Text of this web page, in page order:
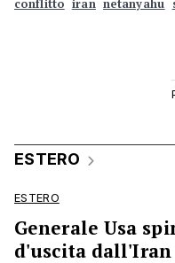
conflitto iran netanyahu
ESTERO
ESTERO
Generale Usa
d'uscita